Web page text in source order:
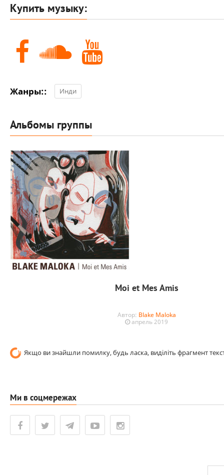
Купить музыку:
Жанры:: Инди
Альбомы группы
Moi et Mes Amis
Автор: Blake Maloka
апрель 2019
Якщо ви знайшли помилку, будь ласка, виділіть фрагмент
Ми в соцмережах